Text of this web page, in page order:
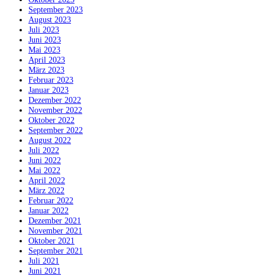
September 2023
August 2023
Juli 2023
Juni 2023
Mai 2023
April 2023
März 2023
Februar 2023
Januar 2023
Dezember 2022
November 2022
Oktober 2022
September 2022
August 2022
Juli 2022
Juni 2022
Mai 2022
April 2022
März 2022
Februar 2022
Januar 2022
Dezember 2021
November 2021
Oktober 2021
September 2021
Juli 2021
Juni 2021